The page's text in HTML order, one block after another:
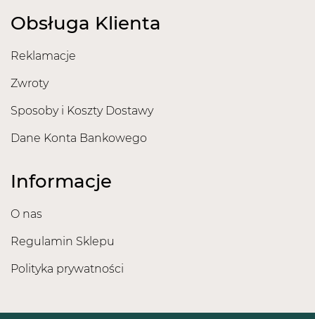
Obsługa Klienta
Reklamacje
Zwroty
Sposoby i Koszty Dostawy
Dane Konta Bankowego
Informacje
O nas
Regulamin Sklepu
Polityka prywatności